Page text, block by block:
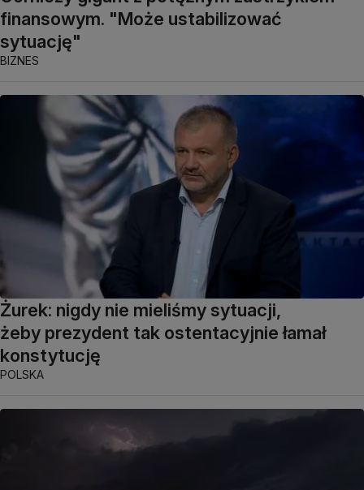
finansowym. "Może ustabilizować
sytuację"
BIZNES
Żurek: nigdy nie mieliśmy sytuacji,
żeby prezydent tak ostentacyjnie łamał
konstytucję
POLSKA